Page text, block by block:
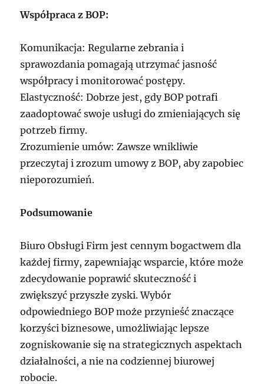
Współpraca z BOP:
Komunikacja: Regularne zebrania i
sprawozdania pomagają utrzymać jasność
współpracy i monitorować postępy.
Elastyczność: Dobrze jest, gdy BOP potrafi
zaadoptować swoje usługi do zmieniających się
potrzeb firmy.
Zrozumienie umów: Zawsze wnikliwie
przeczytaj i zrozum umowy z BOP, aby zapobiec
nieporozumień.
Podsumowanie
Biuro Obsługi Firm jest cennym bogactwem dla
każdej firmy, zapewniając wsparcie, które może
zdecydowanie poprawić skuteczność i
zwiększyć przyszłe zyski. Wybór
odpowiedniego BOP może przynieść znaczące
korzyści biznesowe, umożliwiając lepsze
zogniskowanie się na strategicznych aspektach
działalności, a nie na codziennej biurowej
robocie.